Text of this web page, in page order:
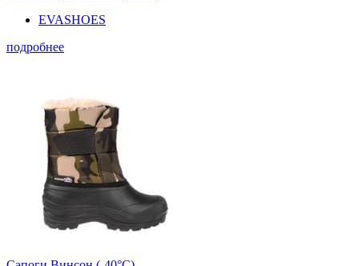
EVASHOES
подробнее